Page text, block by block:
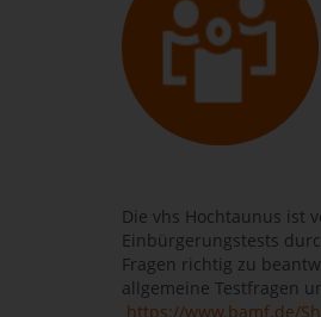
Die vhs Hochtaunus ist
Einbürgerungstests
Fragen richtig zu
allgemeine Testfragen
https://www.bamf.de/